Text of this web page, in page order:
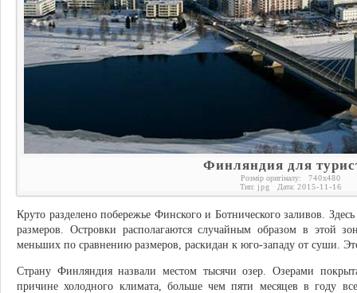
Финляндия для
Розмір оригіналу: 740x480
Тип: jpg Дата: 2015-11-16
Круто разделено побережье Финского и Ботнического заливов.
размеров. Островки располагаются случайным образом в этой
меньших по сравнению размеров, раскидан к юго-западу от суши.
Страну Финляндия назвали местом тысячи озер. Озерами
причине холодного климата, больше чем пяти месяцев в году